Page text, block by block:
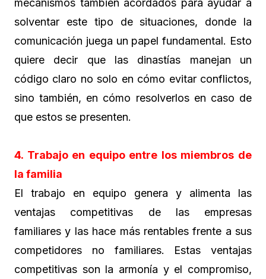
solventar este tipo de situaciones, donde la
comunicación juega un papel fundamental. Esto
quiere decir que las dinastías manejan un
código claro no solo en cómo evitar conflictos,
sino también, en cómo resolverlos en caso de
que estos se presenten.
4. Trabajo en equipo entre los miembros de
la familia
El trabajo en equipo genera y alimenta las
ventajas competitivas de las empresas
familiares y las hace más rentables frente a sus
competidores no familiares. Estas ventajas
competitivas son la armonía y el compromiso,